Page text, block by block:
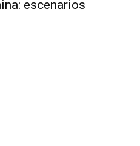
escenarios